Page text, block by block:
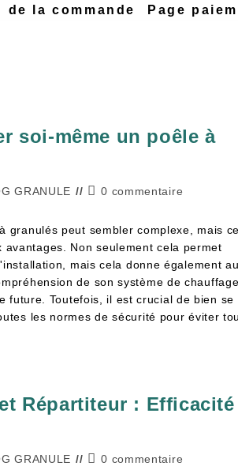
de la commande Page
soi-même un poêle à
GRANULE 0 commentaire
granulés peut sembler complexe, mais
Non seulement cela permet
mais cela donne également au
de son système de chauffage,
future. Toutefois, il est crucial de bien se
les normes de sécurité pour éviter
Répartiteur : Efficacité
GRANULE 0 commentaire